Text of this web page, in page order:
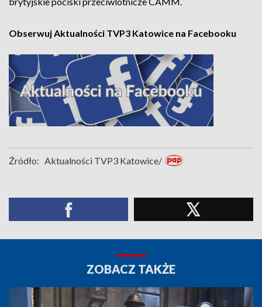
Obserwuj Aktualności TVP3 Katowice na Facebooku
Źródło: Aktualności TVP3 Katowice/
ZOBACZ TAKŻE